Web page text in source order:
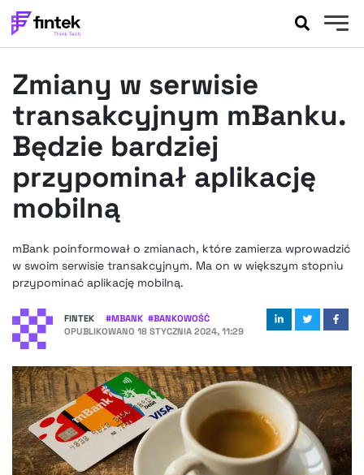
BANKOWOŚĆ
FELIETONY
WYWIADY
LEGAL
PODCASTY
FINTEKEXTRA
OKIEM EKSPERTA
Zmiany w serwisie
transakcyjnym mBanku.
Będzie bardziej
przypominał aplikację
mobilną
mBank poinformował o zmianach, które zamierza wprowadzić
w swoim serwisie transakcyjnym. Ma on w większym stopniu
przypominać aplikację mobilną.
FINTEK #MBANK #BANKOWOŚĆ
OPUBLIKOWANO 18 STYCZNIA 2024, 11:29